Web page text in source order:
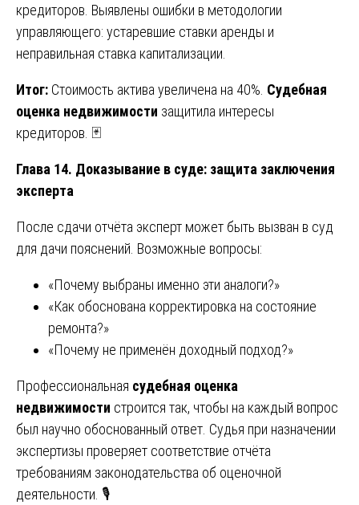
кредиторов. Выявлены ошибки в методологии
управляющего: устаревшие ставки аренды и
неправильная ставка капитализации.
Итог: Стоимость актива увеличена на 40%. Судебная
оценка недвижимости защитила интересы
кредиторов. 🃏
Глава 14. Доказывание в суде: защита заключения
эксперта
После сдачи отчёта эксперт может быть вызван в суд
для дачи пояснений. Возможные вопросы:
«Почему выбраны именно эти аналоги?»
«Как обоснована корректировка на состояние
ремонта?»
«Почему не применён доходный подход?»
Профессиональная судебная оценка
недвижимости строится так, чтобы на каждый вопрос
был научно обоснованный ответ. Судья при назначении
экспертизы проверяет соответствие отчёта
требованиям законодательства об оценочной
деятельности. 🎙️